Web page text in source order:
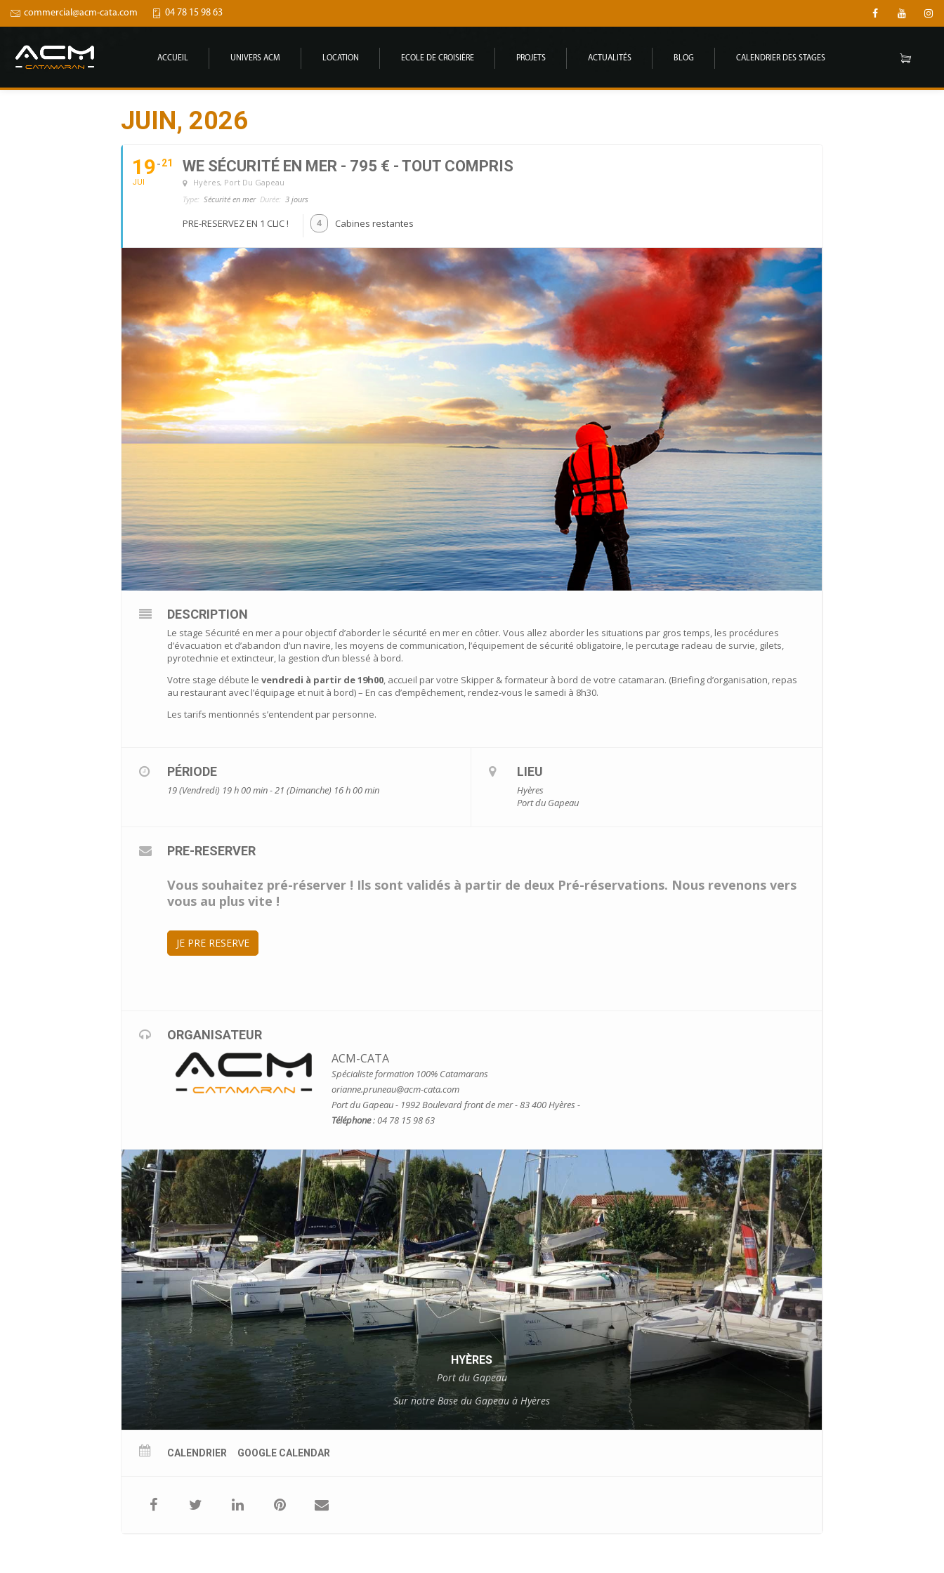
commercial@acm-cata.com 04 78 15 98 63
ACCUEIL UNIVERS ACM LOCATION ECOLE DE CROISIÈRE PROJETS ACTUALITÉS BLOG CALENDRIER DES STAGES
JUIN, 2026
19
JUI
21 WE SÉCURITÉ EN MER - 795 € - TOUT COMPRIS
Hyères, Port Du Gapeau
Type: Sécurité en mer Durée: 3 jours
PRE-RESERVEZ EN 1 CLIC ! 4 Cabines restantes
DESCRIPTION
Le stage Sécurité en mer a pour objectif d’aborder le sécurité en mer en côtier. Vous allez aborder les situations par gros temps, les procédures
d’évacuation et d’abandon d’un navire, les moyens de communication, l’équipement de sécurité obligatoire, le percutage radeau de survie, gilets,
pyrotechnie et extincteur, la gestion d’un blessé à bord.
Votre stage débute le vendredi à partir de 19h00 , accueil par votre Skipper & formateur à bord de votre catamaran. (Briefing d’organisation, repas
au restaurant avec l’équipage et nuit à bord) – En cas d’empêchement, rendez-vous le samedi à 8h30.
Les tarifs mentionnés s’entendent par personne.
PÉRIODE
19 (Vendredi) 19 h 00 min - 21 (Dimanche) 16 h 00 min
LIEU
Hyères
Port du Gapeau
PRE-RESERVER
Vous souhaitez pré-réserver ! Ils sont validés à partir de deux Pré-réservations. Nous revenons vers
vous au plus vite !
JE PRE RESERVE
ORGANISATEUR
ACM-CATA
Spécialiste formation 100% Catamarans
orianne.pruneau@acm-cata.com
Port du Gapeau - 1992 Boulevard front de mer - 83 400 Hyères -
Téléphone: 04 78 15 98 63
HYÈRES
Port du Gapeau
Sur notre Base du Gapeau à Hyères
CALENDRIER GOOGLE CALENDAR